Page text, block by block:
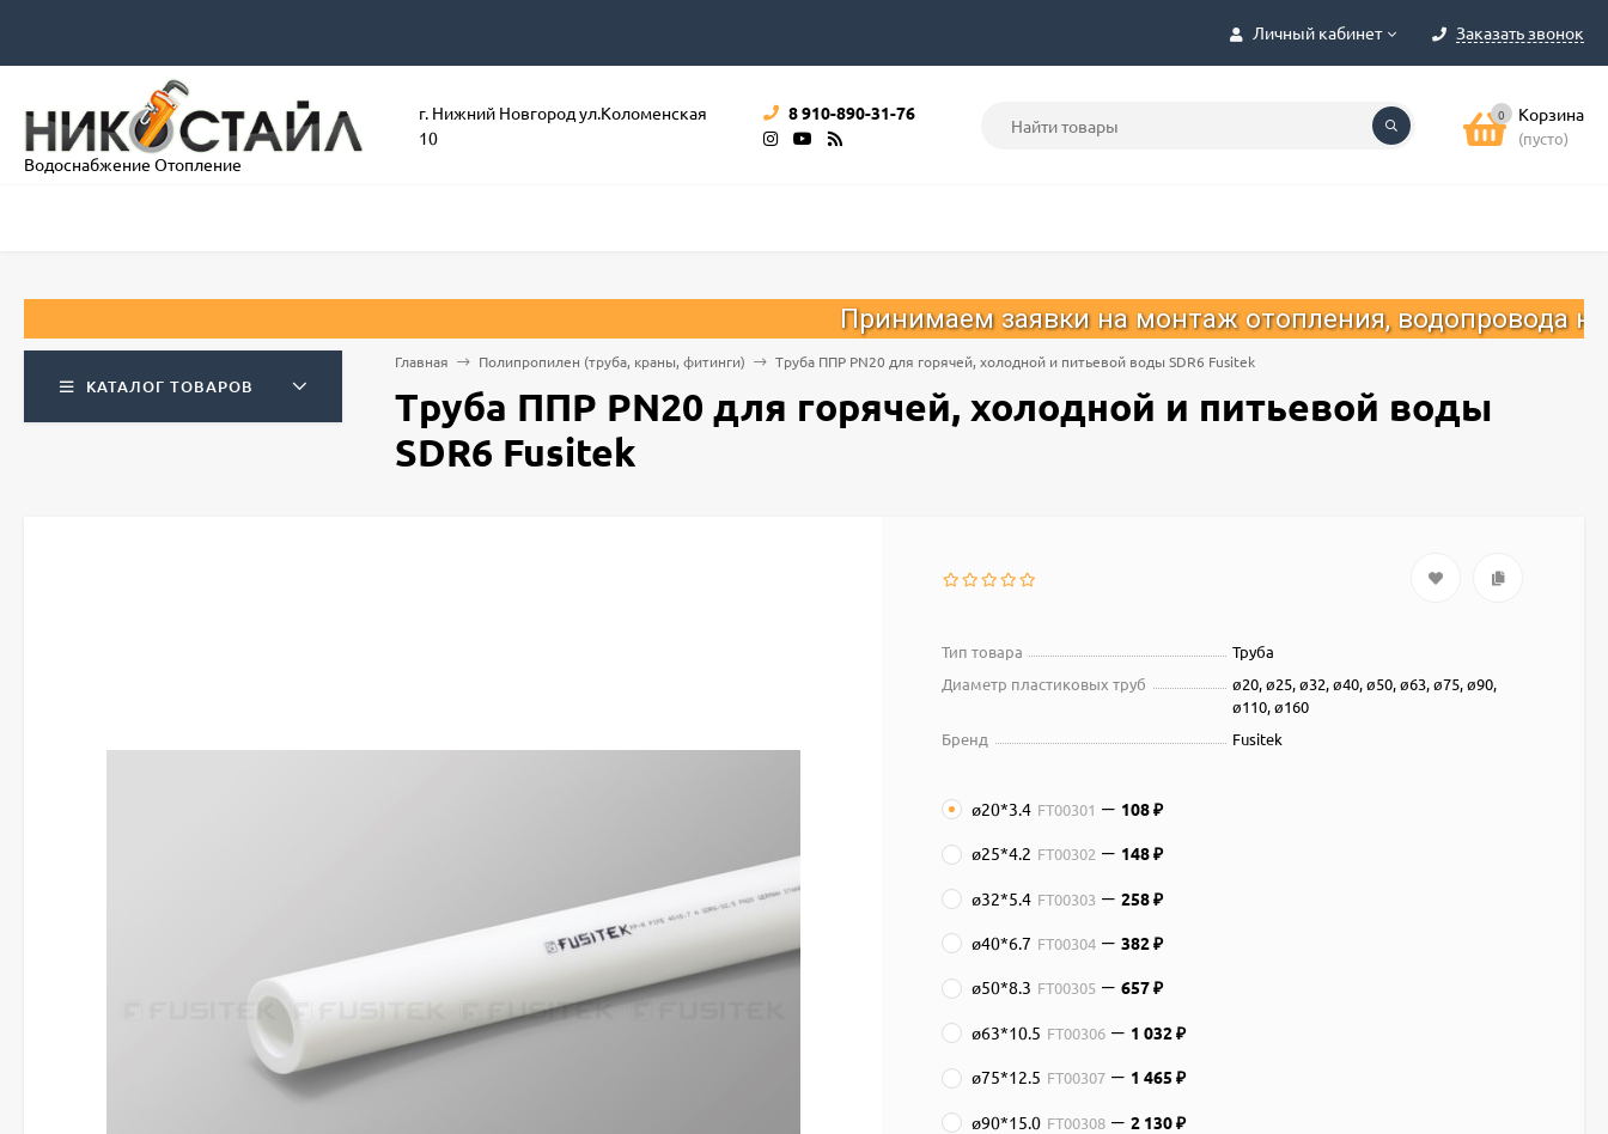
Личный кабинет Заказать звонок
Водоснабжение Отопление
г. Нижний Новгород ул.Коломенская
10
8 910-890-31-76 0 Корзина
(пусто)
Принимаем заявки на монтаж отопления, водопровода на 2025 год.
КАТАЛОГ ТОВАРОВ
Главная Полипропилен (труба, краны, фитинги) Труба ППР PN20 для горячей, холодной и питьевой воды SDR6 Fusitek
Труба ППР PN20 для горячей, холодной и питьевой воды
SDR6 Fusitek
Тип товара
Труба
Диаметр пластиковых труб
ø20, ø25, ø32, ø40, ø50, ø63, ø75, ø90,
ø110, ø160
Бренд
Fusitek
ø20*3.4 FT00301 108₽
ø25*4.2 FT00302 148₽
ø32*5.4 FT00303 258₽
ø40*6.7 FT00304 382₽
ø50*8.3 FT00305 657₽
ø63*10.5 FT00306 1 032₽
ø75*12.5 FT00307 1 465₽
ø90*15.0 FT00308 2 130₽